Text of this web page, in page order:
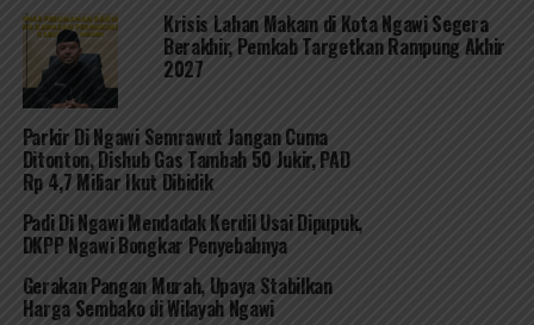
Krisis Lahan Makam di Kota Ngawi Segera
Berakhir, Pemkab Targetkan Rampung Akhir
2027
Parkir Di Ngawi Semrawut Jangan Cuma
Ditonton, Dishub Gas Tambah 50 Jukir, PAD
Rp 4,7 Miliar Ikut Dibidik
Padi Di Ngawi Mendadak Kerdil Usai Dipupuk,
DKPP Ngawi Bongkar Penyebabnya
Gerakan Pangan Murah, Upaya Stabilkan
Harga Sembako di Wilayah Ngawi